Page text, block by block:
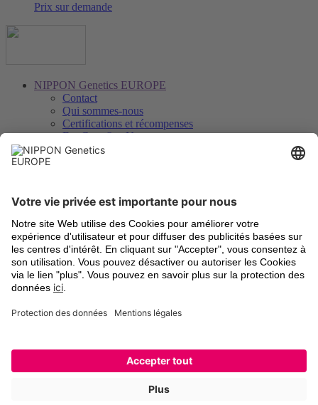
Prix sur demande
NIPPON Genetics EUROPE
Contact
Qui sommes-nous
Certifications et récompenses
FastGene® − Notre marque
Distributeurs
Savoir, téléchargements et service
Certificats d’analyse
Légal
Termes et Conditions
Frais d’expédition
Retour d’anciens appareils
Mentions légales
Paramètres des cookies
Marques déposées